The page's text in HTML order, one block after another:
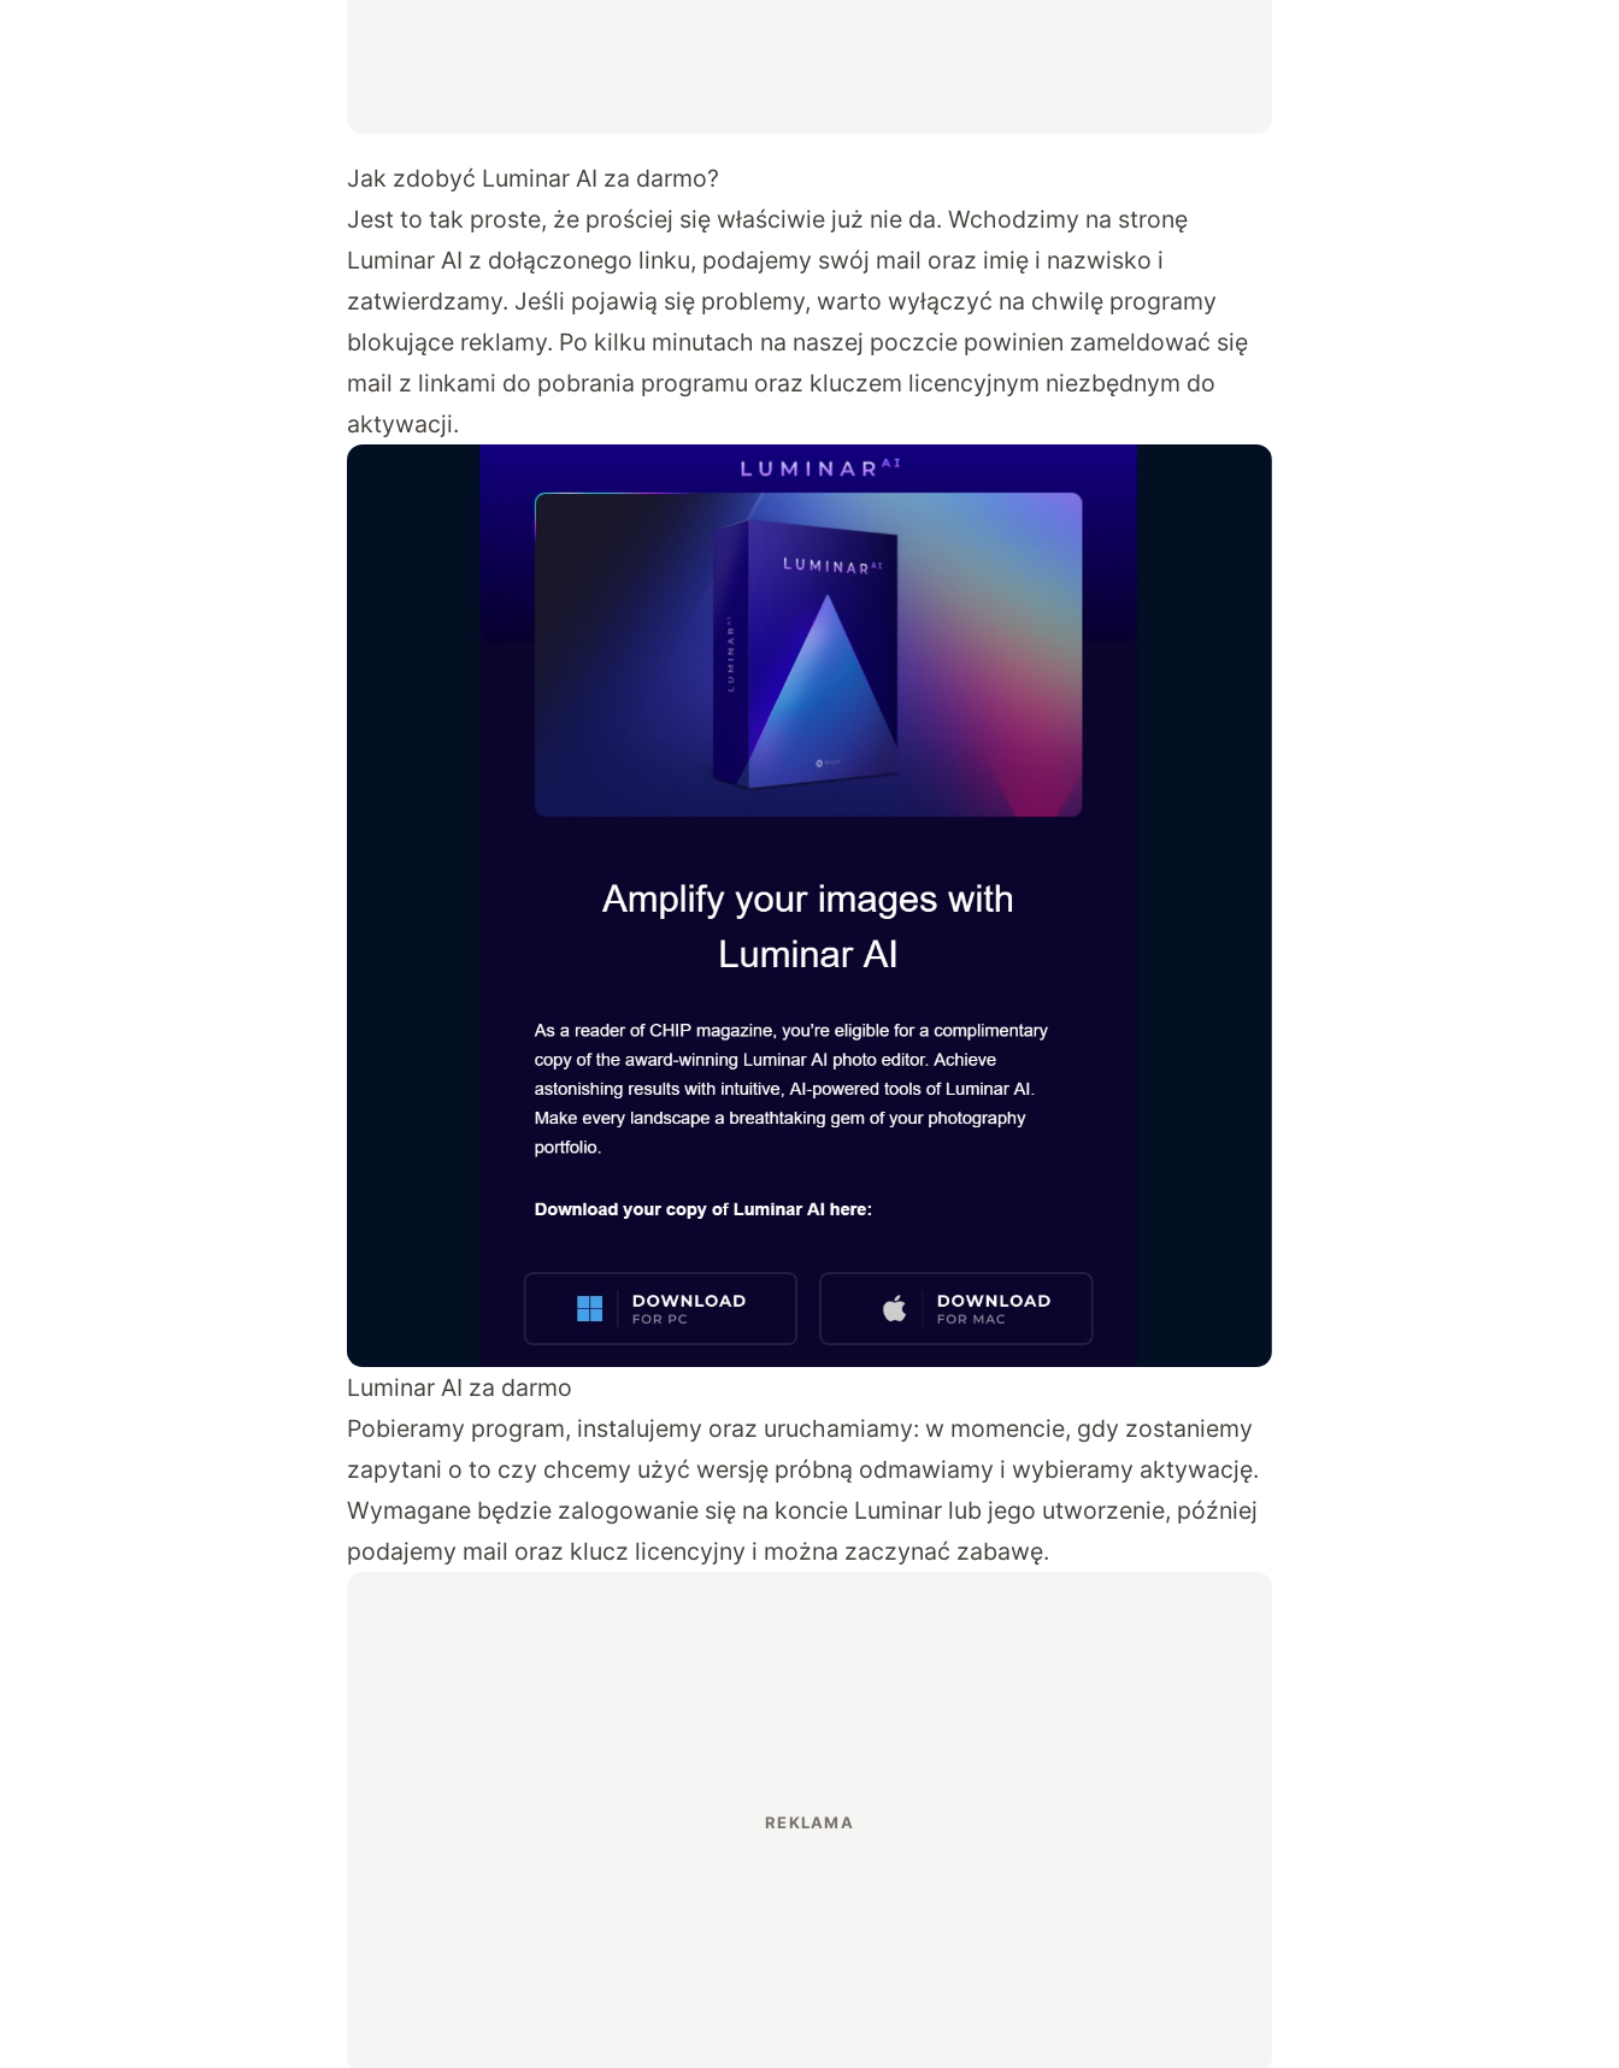
Jak zdobyć Luminar AI za darmo?
Jest to tak proste, że prościej się właściwie już nie da. Wchodzimy na stronę
Luminar AI z dołączonego linku, podajemy swój mail oraz imię i nazwisko i
zatwierdzamy. Jeśli pojawią się problemy, warto wyłączyć na chwilę programy
blokujące reklamy. Po kilku minutach na naszej poczcie powinien zameldować się
mail z linkami do pobrania programu oraz kluczem licencyjnym niezbędnym do
aktywacji.
Luminar AI za darmo
Pobieramy program, instalujemy oraz uruchamiamy: w momencie, gdy zostaniemy
zapytani o to czy chcemy użyć wersję próbną odmawiamy i wybieramy aktywację.
Wymagane będzie zalogowanie się na koncie Luminar lub jego utworzenie, później
podajemy mail oraz klucz licencyjny i można zaczynać zabawę.